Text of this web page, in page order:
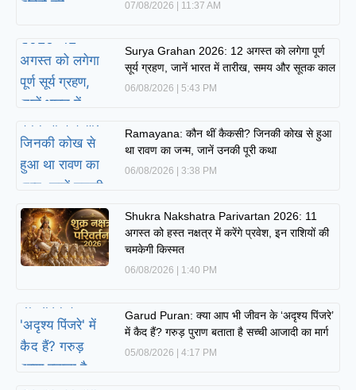
07/08/2026 11:37 AM
Surya Grahan 2026: 12 अगस्त को लगेगा पूर्ण
सूर्य ग्रहण, जानें भारत में तारीख, समय और सूतक काल
06/08/2026 5:43 PM
Ramayana: कौन थीं कैकसी? जिनकी कोख से हुआ
था रावण का जन्म, जानें उनकी पूरी कथा
06/08/2026 3:38 PM
Shukra Nakshatra Parivartan 2026: 11
अगस्त को हस्त नक्षत्र में करेंगे प्रवेश, इन राशियों की
चमकेगी किस्मत
06/08/2026 1:40 PM
Garud Puran: क्या आप भी जीवन के ‘अदृश्य पिंजरे’
में कैद हैं? गरुड़ पुराण बताता है सच्ची आजादी का मार्ग
05/08/2026 4:17 PM